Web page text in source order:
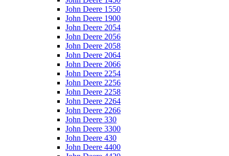
John Deere 1550
John Deere 1900
John Deere 2054
John Deere 2056
John Deere 2058
John Deere 2064
John Deere 2066
John Deere 2254
John Deere 2256
John Deere 2258
John Deere 2264
John Deere 2266
John Deere 330
John Deere 3300
John Deere 430
John Deere 4400